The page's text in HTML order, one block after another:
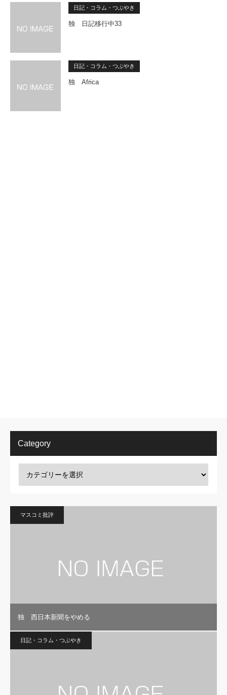
日記・コラム・つぶやき
独 日記移行中33
日記・コラム・つぶやき
独 Africa
Category
マスコミ批評
独 西日本新聞をやめる
日記・コラム・つぶやき